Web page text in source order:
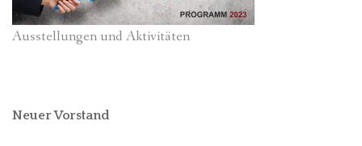
Ausstellungen und Aktivitäten
Neuer Vorstand